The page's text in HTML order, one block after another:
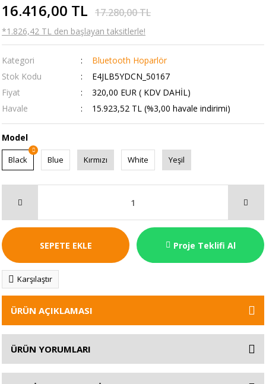
16.416,00 TL 17.280,00 TL
*1.826,42 TL den başlayan taksitlerle!
Kategori
Bluetooth Hoparlör
Stok Kodu
E4JLB5YDCN_50167
Fiyat
320,00 EUR ( KDV DAHİL)
Havale
15.923,52 TL (%3,00 havale indirimi)
Model
Black Blue Kırmızı White Yeşil
SEPETE EKLE Proje Teklifi Al
Karşılaştır
ÜRÜN AÇIKLAMASI
ÜRÜN YORUMLARI